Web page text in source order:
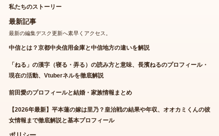
私たちのストーリー
最新記事
最新の編集デスク更新へ素早くアクセス。
中信とは？京都中央信用金庫と中信地方の違いを解説
「ねる」の漢字（寝る・弄る）の読み方と意味、長濱ねるのプロフィール・
現在の活動、Vtuberネルを徹底解説
前田愛のプロフィールと結婚・家族情報まとめ
【2026年最新】平本蓮の嫁は里乃？皇治戦の結果や年収、オオカミくんの彼
女情報まで徹底解説と基本プロフィール